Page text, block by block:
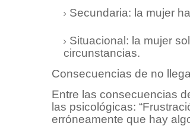
Secundaria: la mujer
Situacional: la mujer
circunstancias.
Consecuencias de no
Entre las consecuencias
las psicológicas:
erróneamente que hay